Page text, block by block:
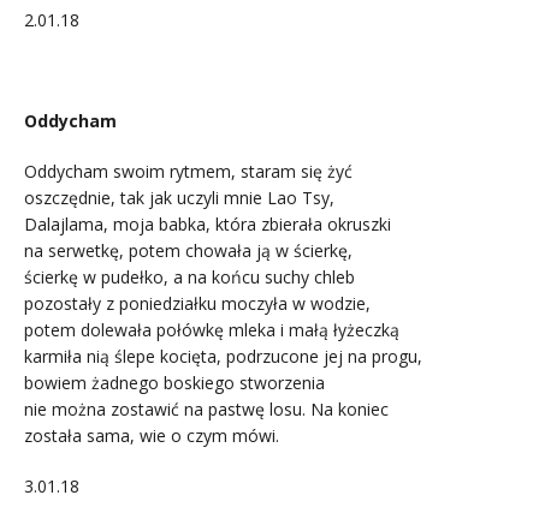
2.01.18
Oddycham
Oddycham swoim rytmem, staram się żyć
oszczędnie, tak jak uczyli mnie Lao Tsy,
Dalajlama, moja babka, która zbierała okruszki
na serwetkę, potem chowała ją w ścierkę,
ścierkę w pudełko, a na końcu suchy chleb
pozostały z poniedziałku moczyła w wodzie,
potem dolewała połówkę mleka i małą łyżeczką
karmiła nią ślepe kocięta, podrzucone jej na progu,
bowiem żadnego boskiego stworzenia
nie można zostawić na pastwę losu. Na koniec
została sama, wie o czym mówi.
3.01.18